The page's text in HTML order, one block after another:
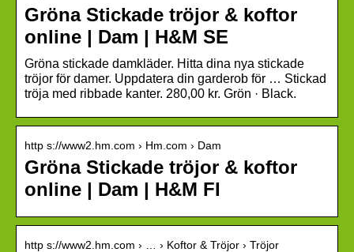
Gröna Stickade tröjor & koftor
online | Dam | H&M SE
Gröna stickade damkläder. Hitta dina nya stickade
tröjor för damer. Uppdatera din garderob för … Stickad
tröja med ribbade kanter. 280,00 kr. Grön · Black.
http s://www2.hm.com › Hm.com › Dam
Gröna Stickade tröjor & koftor
online | Dam | H&M FI
http s://www2.hm.com › … › Koftor & Tröjor › Tröjor